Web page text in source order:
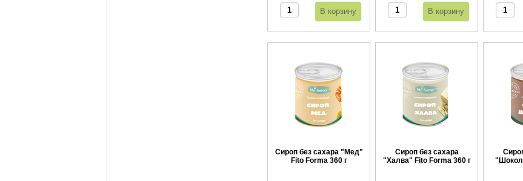
Сироп без сахара "Мед"
Fito Forma 360 г
Сироп без сахара
"Халва" Fito Forma 360 г